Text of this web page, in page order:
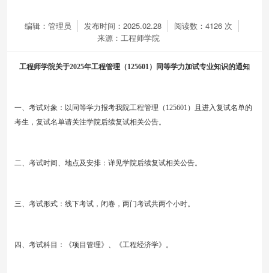
编辑：管理员 发布时间：2025.02.28 阅读数： 4126 次
来源：工程师学院
工程师学院关于2025年工程管理（125601）同等学力加试专业知识的通知
一、考试对象： 以 同等学力报考我院工程管理（ 125601 ） 且 进入复试名单的
考生，复试名单请关注学院后续复试相关公告。
二、考试时间、地点及安排：详见学院后续复试相关公告。
三、考试形式：线下考试，闭卷，两门考试共两个小时。
四、考试科目：《项目管理》、《工程经济学》。